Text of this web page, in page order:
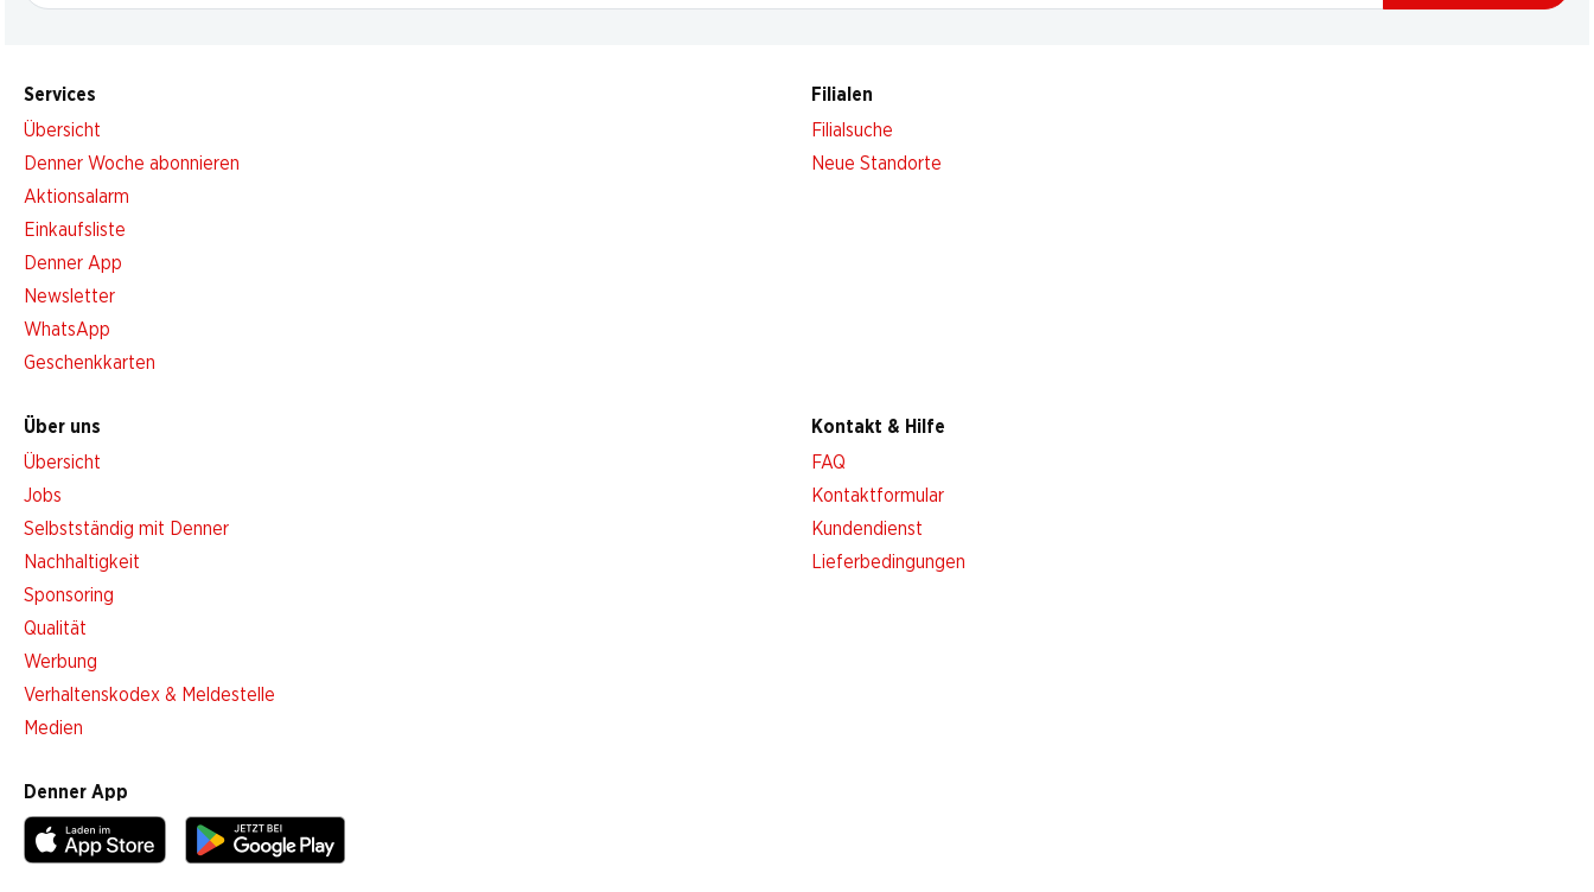
Services
Übersicht
Denner Woche abonnieren
Aktionsalarm
Einkaufsliste
Denner App
Newsletter
WhatsApp
Geschenkkarten
Filialen
Filialsuche
Neue Standorte
Über uns
Übersicht
Jobs
Selbstständig mit Denner
Nachhaltigkeit
Sponsoring
Qualität
Werbung
Verhaltenskodex & Meldestelle
Medien
Kontakt & Hilfe
FAQ
Kontaktformular
Kundendienst
Lieferbedingungen
Denner App